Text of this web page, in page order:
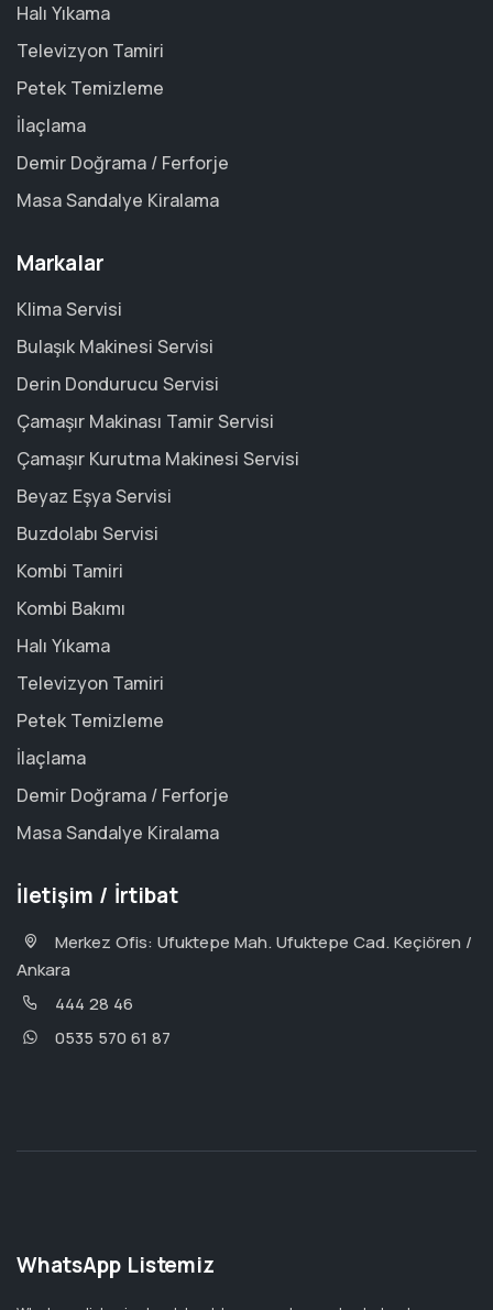
Halı Yıkama
Televizyon Tamiri
Petek Temizleme
İlaçlama
Demir Doğrama / Ferforje
Masa Sandalye Kiralama
Markalar
Klima Servisi
Bulaşık Makinesi Servisi
Derin Dondurucu Servisi
Çamaşır Makinası Tamir Servisi
Çamaşır Kurutma Makinesi Servisi
Beyaz Eşya Servisi
Buzdolabı Servisi
Kombi Tamiri
Kombi Bakımı
Halı Yıkama
Televizyon Tamiri
Petek Temizleme
İlaçlama
Demir Doğrama / Ferforje
Masa Sandalye Kiralama
İletişim / İrtibat
Merkez Ofis: Ufuktepe Mah. Ufuktepe Cad. Keçiören /
Ankara
444 28 46
0535 570 61 87
WhatsApp Listemiz